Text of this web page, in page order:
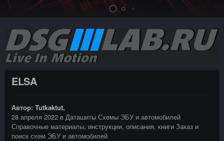
ELSA
Автор: Tutkaktut,
28 апреля 2022 в Даташиты Схемы ЭБУ и автомобилей
Справочные материалы, инструкции, описания, книги Заказ и
поиск схем ЭБУ и автомобилей